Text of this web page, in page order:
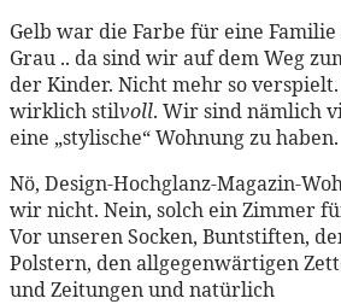
Gelb war die Farbe für eine
Grau .. da sind wir auf dem Weg
der Kinder. Nicht mehr so
wirklich stilvoll. Wir sind nämlich
eine „stylische“ Wohnung zu haben.
Nö, Design-Hochglanz-Magazin-
wir nicht. Nein, solch ein Zimmer
Vor unseren Socken, Buntstiften,
Polstern, den allgegenwärtigen
und Zeitungen und natürlich